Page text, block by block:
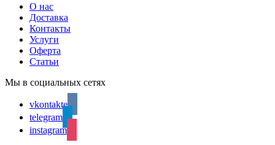
О нас
Доставка
Контакты
Услуги
Оферта
Статьи
Мы в социальных сетях
vkontakte
telegram
instagram